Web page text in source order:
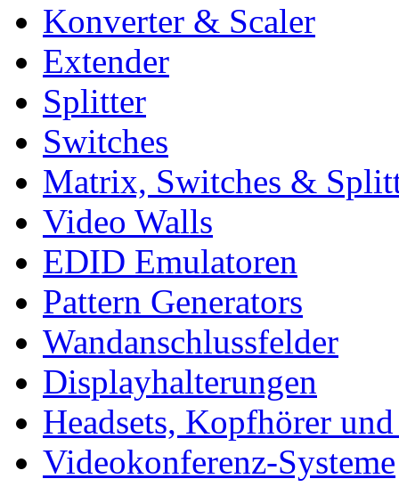
Konverter & Scaler
Extender
Splitter
Switches
Matrix, Switches &
Video Walls
EDID Emulatoren
Pattern Generators
Wandanschlussfelder
Displayhalterungen
Headsets, Kopfhörer
Videokonferenz-Systeme